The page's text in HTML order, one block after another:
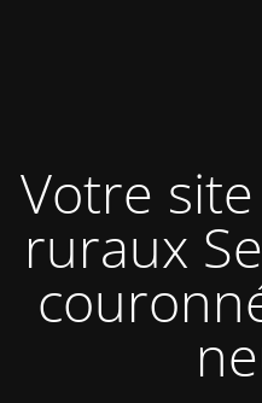
Votre site
ruraux